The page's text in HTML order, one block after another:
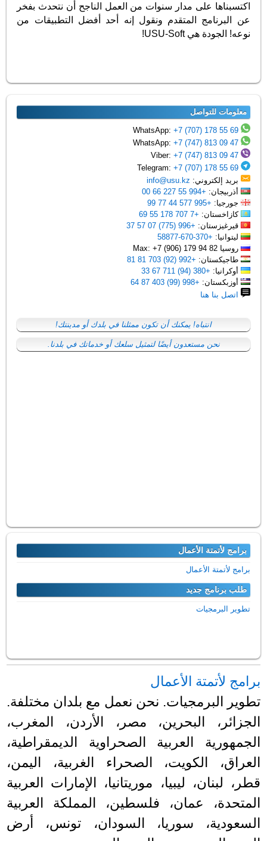
اكتسبناها على مدار سنوات من العمل الناجح أن نتحدث بفخر
عن البرنامج المتقدم ونقول إنه أحد أفضل التطبيقات من
نوعه! الجودة هي USU-Soft!
معلومات للتواصل
WhatsApp:
+7 (707) 178 55 69
WhatsApp:
+7 (747) 813 09 47
Viber:
+7 (747) 813 09 47
Telegram:
+7 (707) 178 55 69
بريد إلكتروني: info@usu.kz
أذربيجان: +994 55 227 66 00
جورجيا: +995 577 44 77 99
كازاخستان: +7 707 178 55 69
قيرغيزستان: +996 (775) 07 57 37
ليتوانيا: +370-670-58877
روسيا Max: +7 (906) 179 94 82
طاجيكستان: +992 (92) 703 81 81
أوكرانيا: +380 (94) 711 67 33
أوزبكستان: +998 (99) 403 87 64
اتصل بنا هنا
انتباه! يمكنك أن تكون ممثلنا في بلدك أو مدينتك!
نحن مستعدون أيضًا لتمثيل سلعك أو خدماتك في بلدنا.
برامج لأتمتة الأعمال
برامج لأتمتة الأعمال
طلب برنامج جديد
تطوير البرمجيات
برامج لأتمتة الأعمال
تطوير البرمجيات. نحن نعمل مع بلدان مختلفة.
الجزائر، البحرين، مصر، الأردن، المغرب،
الجمهورية العربية الصحراوية الديمقراطية،
العراق، الكويت، الصحراء الغربية، اليمن،
قطر، لبنان، ليبيا، موريتانيا، الإمارات العربية
المتحدة، عمان، فلسطين، المملكة العربية
السعودية، سوريا، السودان، تونس، أرض